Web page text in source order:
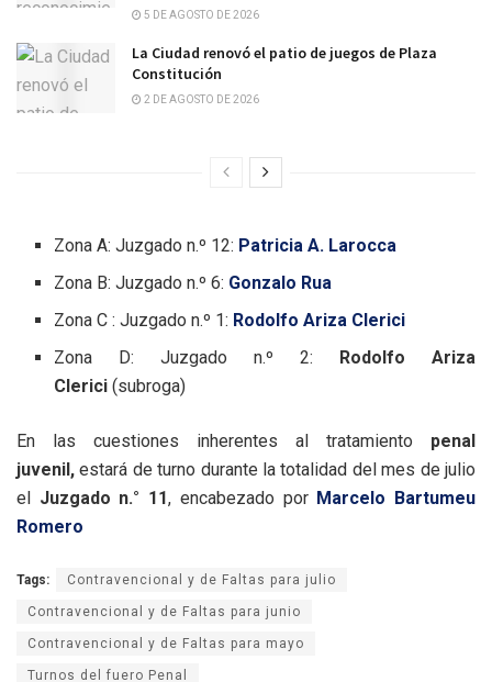
5 DE AGOSTO DE 2026
La Ciudad renovó el patio de juegos de Plaza
Constitución
2 DE AGOSTO DE 2026
Zona A: Juzgado n.º 12: Patricia A. Larocca
Zona B: Juzgado n.º 6: Gonzalo Rua
Zona C : Juzgado n.º 1: Rodolfo Ariza Clerici
Zona D: Juzgado n.º 2: Rodolfo Ariza
Clerici (subroga)
En las cuestiones inherentes al tratamiento penal
juvenil,estará de turno durante la totalidad del mes de julio
el Juzgado n.° 11, encabezado por Marcelo Bartumeu
Romero
Tags: Contravencional y de Faltas para julio
Contravencional y de Faltas para junio
Contravencional y de Faltas para mayo
Turnos del fuero Penal